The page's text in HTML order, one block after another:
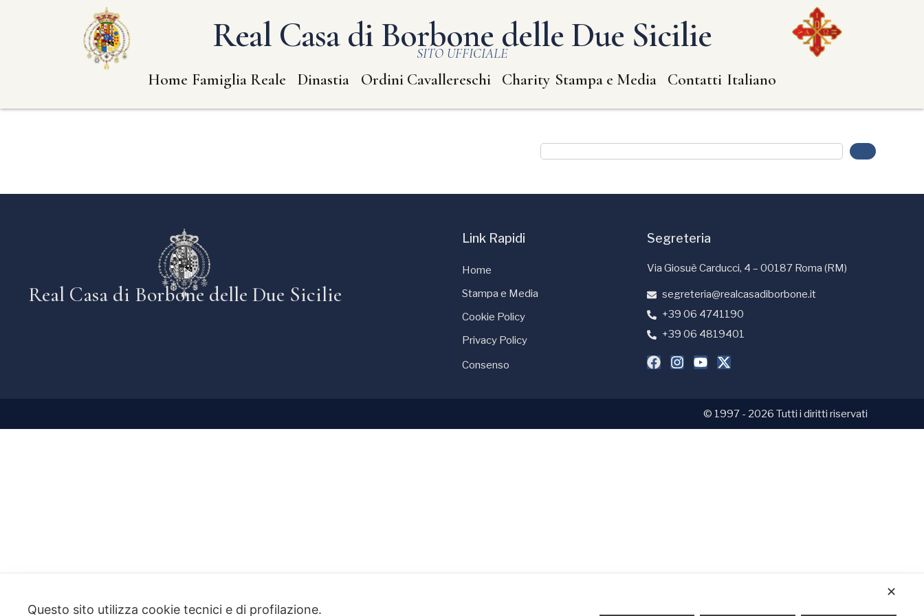
Real Casa di Borbone delle Due Sicilie
SITO UFFICIALE
Home Famiglia Reale Dinastia Ordini Cavallereschi Charity Stampa e Media Contatti Italiano
Real Casa di Borbone delle Due Sicilie
Link Rapidi
Home
Stampa e Media
Cookie Policy
Privacy Policy
Consenso
Segreteria
Via Giosuè Carducci, 4 – 00187 Roma (RM)
segreteria@realcasadiborbone.it
+39 06 4741190
+39 06 4819401
© 1997 - 2026 Tutti i diritti riservati
✕
Questo sito utilizza cookie tecnici e di profilazione.